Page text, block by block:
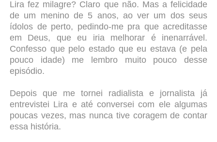
Lira fez milagre? Claro que não. Mas a felicidade
de um menino de 5 anos, ao ver um dos seus
ídolos de perto, pedindo-me pra que acreditasse
em Deus, que eu iria melhorar é inenarrável.
Confesso que pelo estado que eu estava (e pela
pouco idade) me lembro muito pouco desse
episódio.
Depois que me tornei radialista e jornalista já
entrevistei Lira e até conversei com ele algumas
poucas vezes, mas nunca tive coragem de contar
essa história.